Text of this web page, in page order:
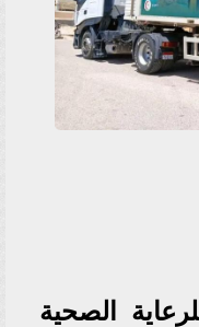
الصحية